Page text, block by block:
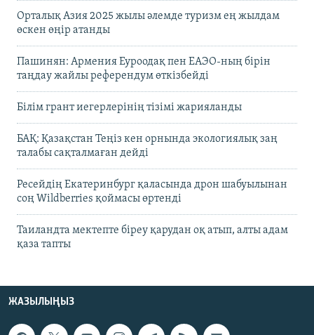
Орталық Азия 2025 жылы әлемде туризм ең жылдам
өскен өңір атанды
Пашинян: Армения Еуроодақ пен ЕАЭО-ның бірін
таңдау жайлы референдум өткізбейді
Білім грант иегерлерінің тізімі жарияланды
БАҚ: Қазақстан Теңіз кен орнында экологиялық заң
талабы сақталмаған дейді
Ресейдің Екатеринбург қаласында дрон шабуылынан
соң Wildberries қоймасы өртенді
Таиландта мектепте біреу қарудан оқ атып, алты адам
қаза тапты
ЖАЗЫЛЫҢЫЗ